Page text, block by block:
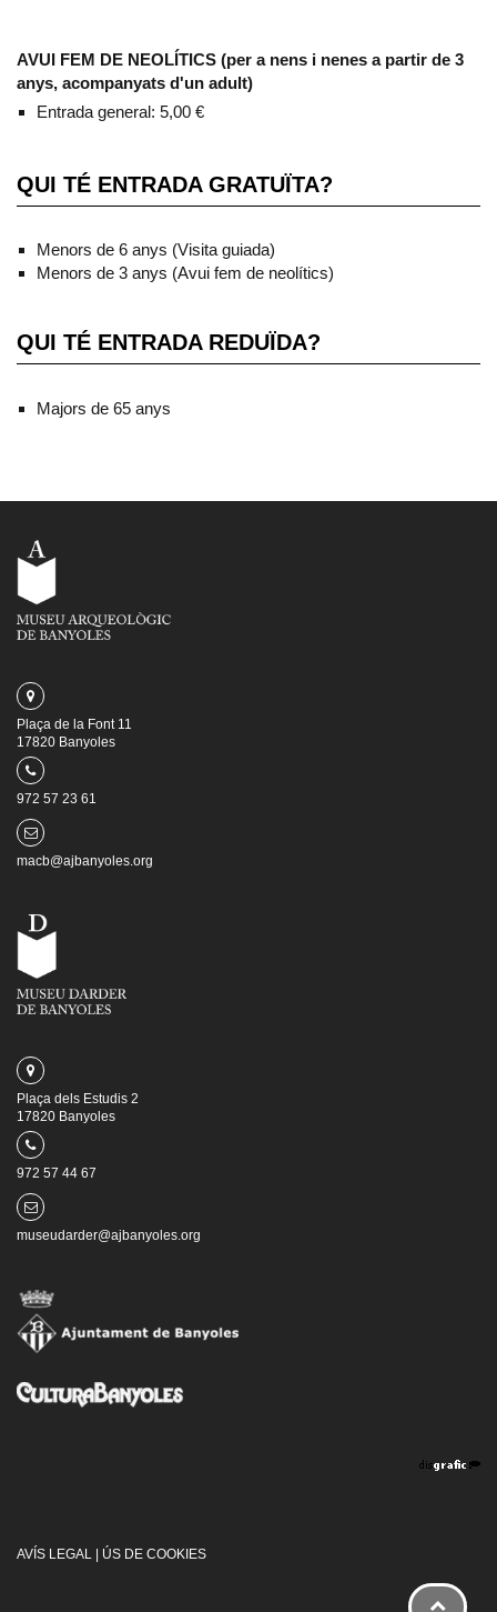
AVUI FEM DE NEOLÍTICS (per a nens i nenes a partir de 3
anys, acompanyats d'un adult)
Entrada general: 5,00 €
QUI TÉ ENTRADA GRATUÏTA?
Menors de 6 anys (Visita guiada)
Menors de 3 anys (Avui fem de neolítics)
QUI TÉ ENTRADA REDUÏDA?
Majors de 65 anys
Plaça de la Font 11
17820 Banyoles
972 57 23 61
macb@ajbanyoles.org
Plaça dels Estudis 2
17820 Banyoles
972 57 44 67
museudarder@ajbanyoles.org
AVÍS LEGAL ÚS DE COOKIES